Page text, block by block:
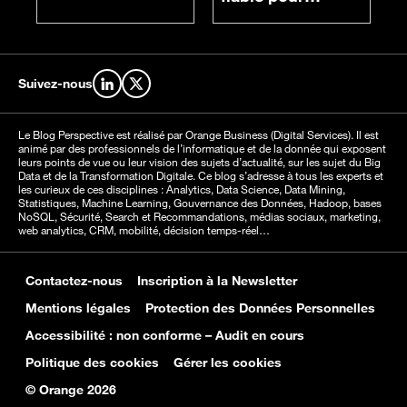
Suivez-nous Retrouvez-nous sur LinkedIn
Retrouvez-nous sur X
Le Blog Perspective est réalisé par Orange Business (Digital Services). Il est
animé par des professionnels de l’informatique et de la donnée qui exposent
leurs points de vue ou leur vision des sujets d’actualité, sur les sujet du Big
Data et de la Transformation Digitale. Ce blog s’adresse à tous les experts et
les curieux de ces disciplines : Analytics, Data Science, Data Mining,
Statistiques, Machine Learning, Gouvernance des Données, Hadoop, bases
NoSQL, Sécurité, Search et Recommandations, médias sociaux, marketing,
web analytics, CRM, mobilité, décision temps-réel…
Contactez-nous
Inscription à la Newsletter
Mentions légales
Protection des Données Personnelles
Accessibilité : non conforme – Audit en cours
Politique des cookies
Gérer les cookies
© Orange 2026